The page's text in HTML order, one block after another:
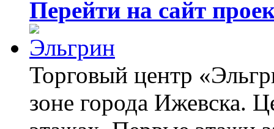
Перейти на сайт
Торговый центр
зоне города Ижевска.